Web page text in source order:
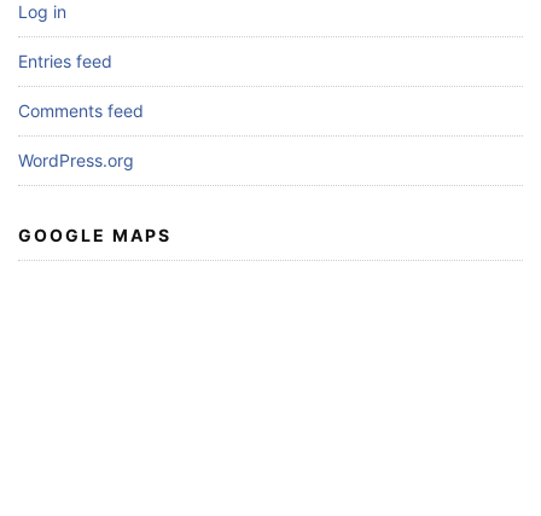
Log in
Entries feed
Comments feed
WordPress.org
GOOGLE MAPS